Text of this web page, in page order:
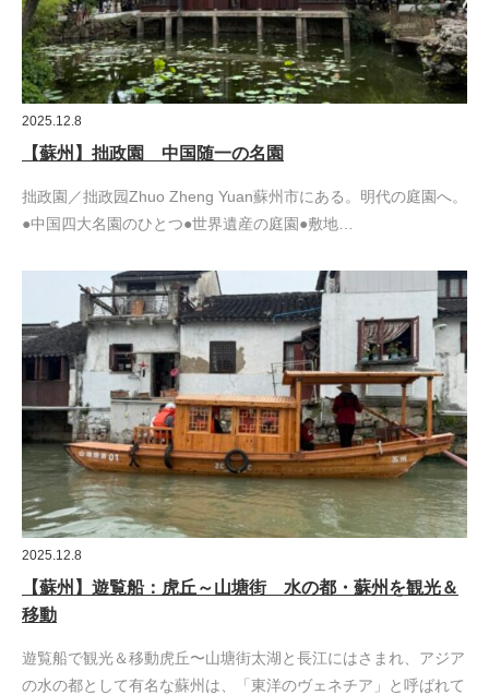
2025.12.8
【蘇州】拙政園 中国随一の名園
拙政園／拙政园Zhuo Zheng Yuan蘇州市にある。明代の庭園へ。
●中国四大名園のひとつ●世界遺産の庭園●敷地…
2025.12.8
【蘇州】遊覧船：虎丘～山塘街 水の都・蘇州を観光＆
移動
遊覧船で観光＆移動虎丘〜山塘街太湖と長江にはさまれ、アジア
の水の都として有名な蘇州は、「東洋のヴェネチア」と呼ばれて